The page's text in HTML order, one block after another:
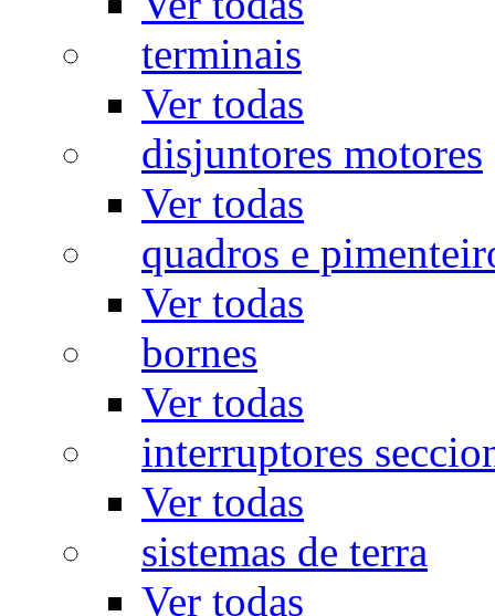
terminais
Ver todas
disjuntores motores
Ver todas
quadros e
Ver todas
bornes
Ver todas
interruptores
Ver todas
sistemas de terra
Ver todas